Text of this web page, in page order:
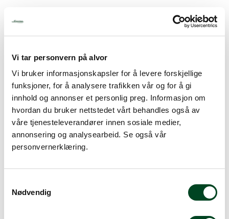
Vi tar personvern på alvor
Vi bruker informasjonskapsler for å levere forskjellige
funksjoner, for å analysere trafikken vår og for å gi
innhold og annonser et personlig preg. Informasjon om
hvordan du bruker nettstedet vårt behandles også av
våre tjenesteleverandører innen sosiale medier,
annonsering og analysearbeid. Se også vår
personvernerklæring.
Nødvendig
Spesifikasjoner
Tilbehør
Dokumenter
Veldig nyttig i bakeprosessen hvor bakverk skal
heve/raske. Det er tilført litt fuktighet/damp i skapet og
den stabile temperaturer sikrer trygg og jevn heving av
Dim: 595x 545 × 840Hmm.